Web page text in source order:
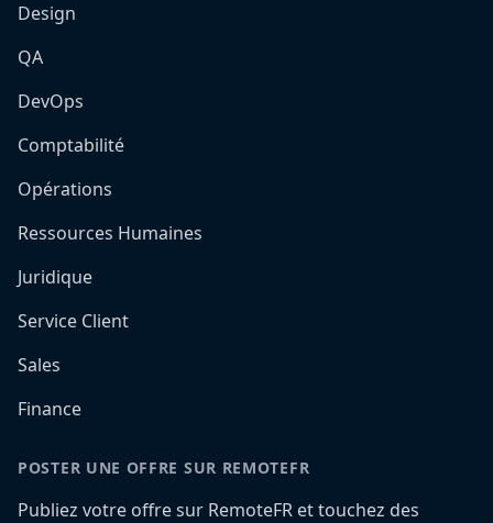
Design
QA
DevOps
Comptabilité
Opérations
Ressources Humaines
Juridique
Service Client
Sales
Finance
POSTER UNE OFFRE SUR REMOTEFR
Publiez votre offre sur RemoteFR et touchez des